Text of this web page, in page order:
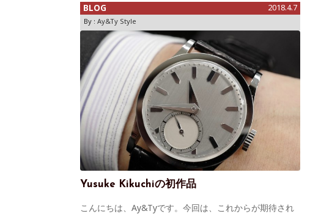
BLOG 2018.4.7
By : Ay&Ty Style
Yusuke Kikuchiの初作品
こんにちは、Ay&Tyです。今回は、これからが期待され